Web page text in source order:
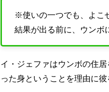
※使いの一つでも、よこ
結果が出る前に、ウンボ
イ・ジェファはウンボの住
った身ということを理由に彼